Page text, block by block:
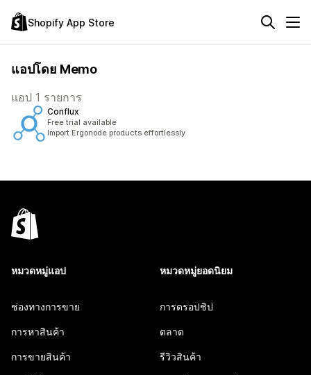
Shopify App Store
แอปโดย Memo
แอป 1 รายการ
Conflux
Free trial available
Import Ergonode products effortlessly
หมวดหมู่แอป
ช่องทางการขาย
การหาสินค้า
การขายสินค้า
หมวดหมู่ยอดนิยม
การดรอปชิป
ตลาด
รีวิวสินค้า